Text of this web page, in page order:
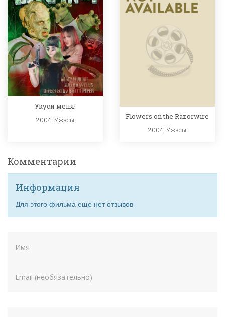
Укуси меня!
2004, Ужасы Flowers on the Razorwire
2004,Ужасы
Комментарии
Информация
Для этого фильма еще нет отзывов